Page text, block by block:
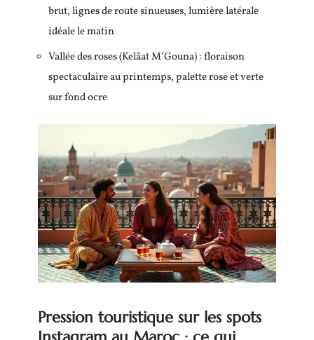
brut, lignes de route sinueuses, lumière latérale
idéale le matin
Vallée des roses (Kelâat M’Gouna) : floraison
spectaculaire au printemps, palette rose et verte
sur fond ocre
Pression touristique sur les spots